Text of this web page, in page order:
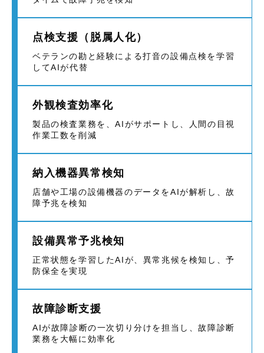
点検支援（脱属人化）
ベテランの勘と経験による打音の設備点検を学習
してAIが代替
外観検査効率化
製品の検査業務を、AIがサポートし、人間の目視
作業工数を削減
納入機器異常検知
店舗や工場の設備機器のデータをAIが解析し、故
障予兆を検知
設備異常予兆検知
正常状態を学習したAIが、異常兆候を検知し、予
防保全を実現
故障診断支援
AIが故障診断の一次切り分けを担当し、故障診断
業務を大幅に効率化